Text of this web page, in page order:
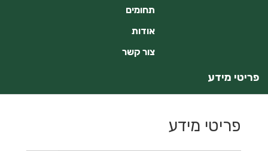
תחומים
אודות
צור קשר
פריטי מידע
פריטי מידע